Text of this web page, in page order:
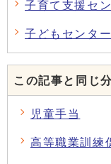
子育て支援セ
子どもセンター
この記事と同じ
児童手当
高等職業訓練